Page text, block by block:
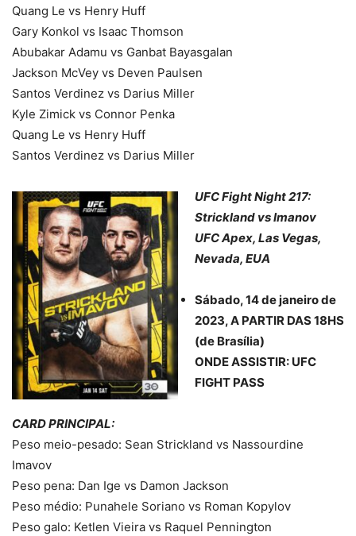
Quang Le vs Henry Huff
Gary Konkol vs Isaac Thomson
Abubakar Adamu vs Ganbat Bayasgalan
Jackson McVey vs Deven Paulsen
Santos Verdinez vs Darius Miller
Kyle Zimick vs Connor Penka
Quang Le vs Henry Huff
Santos Verdinez vs Darius Miller
UFC Fight Night 217:
Strickland vs Imanov
UFC Apex, Las Vegas,
Nevada, EUA
Sábado, 14 de janeiro de
2023, A PARTIR DAS 18HS
(de Brasília)
ONDE ASSISTIR: UFC
FIGHT PASS
CARD PRINCIPAL:
Peso meio-pesado: Sean Strickland vs Nassourdine
Imavov
Peso pena: Dan Ige vs Damon Jackson
Peso médio: Punahele Soriano vs Roman Kopylov
Peso galo: Ketlen Vieira vs Raquel Pennington